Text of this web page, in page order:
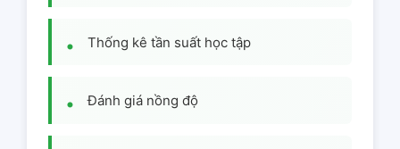
Thống kê tần suất học tập
Đánh giá nồng độ